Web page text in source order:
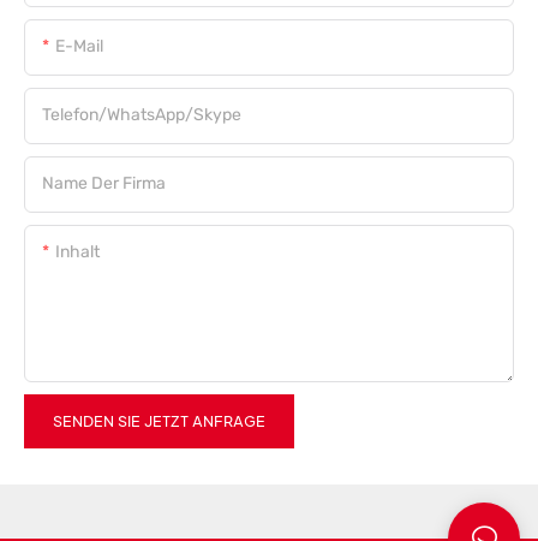
E-Mail
Telefon/WhatsApp/Skype
Name Der Firma
Inhalt
SENDEN SIE JETZT ANFRAGE